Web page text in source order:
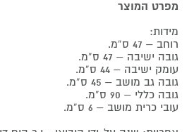
מפרט המוצר
מידות:
רוחב – 47 ס”מ.
גובה ישיבה – 47 ס”מ.
עומק ישיבה – 44 ס”מ.
גובה גב מושב – 45 ס”מ.
גובה כללי – 90 ס”מ.
עובי כרית מושב – 6 ס”מ.